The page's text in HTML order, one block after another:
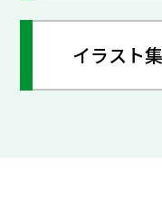
イラスト集